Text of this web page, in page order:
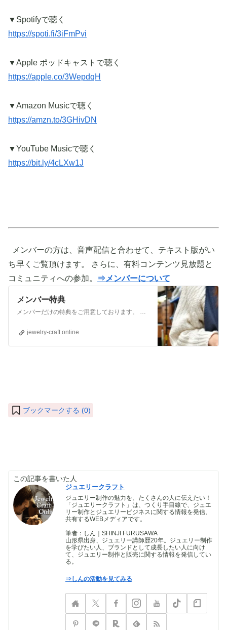
▼Spotifyで聴く
https://spoti.fi/3iFmPvi
▼Apple ポッドキャストで聴く
https://apple.co/3WepdqH
▼Amazon Musicで聴く
https://amzn.to/3GHivDN
▼YouTube Musicで聴く
https://bit.ly/4cLXw1J
メンバーの方は、音声配信と合わせて、テキスト版がい
ち早くご覧頂けます。 さらに、有料コンテンツ見放題と
コミュニティへの参加。
⇒メンバーについて
メンバー特典
メンバーだけの特典をご用意しております。 ぜひご活用頂き、ご自身の活動に役立てて下さい。 ⇒メンバーについて詳しく見てみる メンバーになる （） ①有料コンテンツが見放題！ ジュエリー制作に関する情報やビジネス情報やブランディングに関する情
jewelry-craft.online
ブックマークする (0)
この記事を書いた人
ジュエリークラフト
ジュエリー制作の魅力を、たくさんの人に伝えたい！
「ジュエリークラフト」は、つくり手目線で、ジュエ
リー制作とジュエリービジネスに関する情報を発信、
共有するWEBメディアです。
筆者：しん｜SHINJI FURUSAWA
山形県出身、ジュエリー講師歴20年。ジュエリー制作
を学びたい人、ブランドとして成長したい人に向け
て、ジュエリー制作と販売に関する情報を発信してい
る。
⇒しんの活動を見てみる